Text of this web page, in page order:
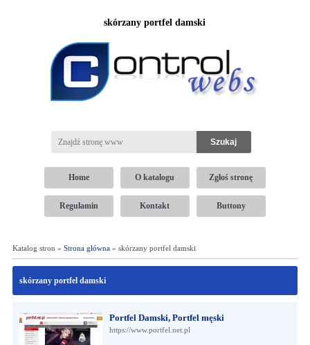
skórzany portfel damski
Home O katalogu Zgłoś stronę
Regulamin Kontakt Buttony
Katalog stron » Strona główna» skórzany portfel damski
skórzany portfel damski
Portfel Damski, Portfel męski
https://www.portfel.net.pl